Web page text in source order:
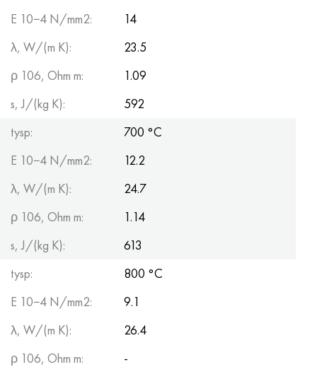
E 10−4 N/mm2:
14
λ, W/(m K):
23.5
ρ 106, Ohm m:
1.09
s, J/(kg K):
592
tysp:
700 °С
E 10−4 N/mm2:
12.2
λ, W/(m K):
24.7
ρ 106, Ohm m:
1.14
s, J/(kg K):
613
tysp:
800 °С
E 10−4 N/mm2:
9.1
λ, W/(m K):
26.4
ρ 106, Ohm m:
-